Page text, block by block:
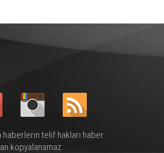
haberlerin telif hakları haber
kopyalanamaz.